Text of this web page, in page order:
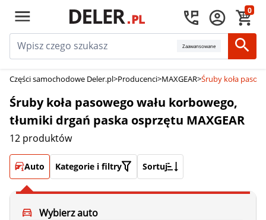
0
Zaawansowane
Części samochodowe Deler.pl>Producenci>MAXGEAR>Śruby koła
Śruby koła pasowego wału korbowego,
tłumiki drgań paska osprzętu MAXGEAR
12 produktów
Auto Kategorie i filtry Sortuj
Wybierz auto